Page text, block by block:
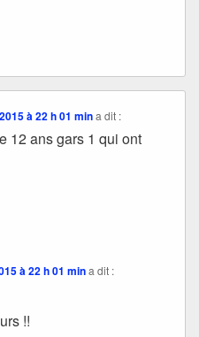
à 22 h 01 min a dit :
12 ans gars 1 qui ont
à 22 h 01 mina dit :
!!